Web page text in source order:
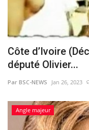
Côte d’Ivoire
député Olivier...
Par BSC-NEWS Jan 26, 2023
Angle majeur